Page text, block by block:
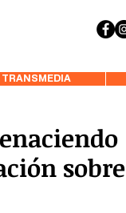
TRANSMEDIA
sobre